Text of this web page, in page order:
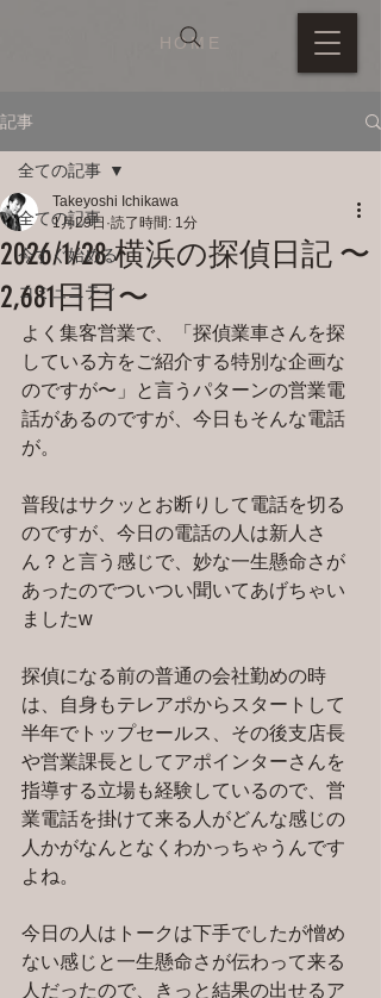
HOME
記事
全ての記事
今すぐ始める
コミュニティ
全ての記事
2026/1/28 横浜の探偵日記 〜
2,681日目〜
Takeyoshi Ichikawa
1月29日 読了時間: 1分
よく集客営業で、「探偵業車さんを探
している方をご紹介する特別な企画な
のですが〜」と言うパターンの営業電
話があるのですが、今日もそんな電話
が。
普段はサクッとお断りして電話を切る
のですが、今日の電話の人は新人さ
ん？と言う感じで、妙な一生懸命さが
あったのでついつい聞いてあげちゃい
ましたw
探偵になる前の普通の会社勤めの時
は、自身もテレアポからスタートして
半年でトップセールス、その後支店長
や営業課長としてアポインターさんを
指導する立場も経験しているので、営
業電話を掛けて来る人がどんな感じの
人かがなんとなくわかっちゃうんです
よね。
今日の人はトークは下手でしたが憎め
ない感じと一生懸命さが伝わって来る
人だったので、きっと結果の出せるア